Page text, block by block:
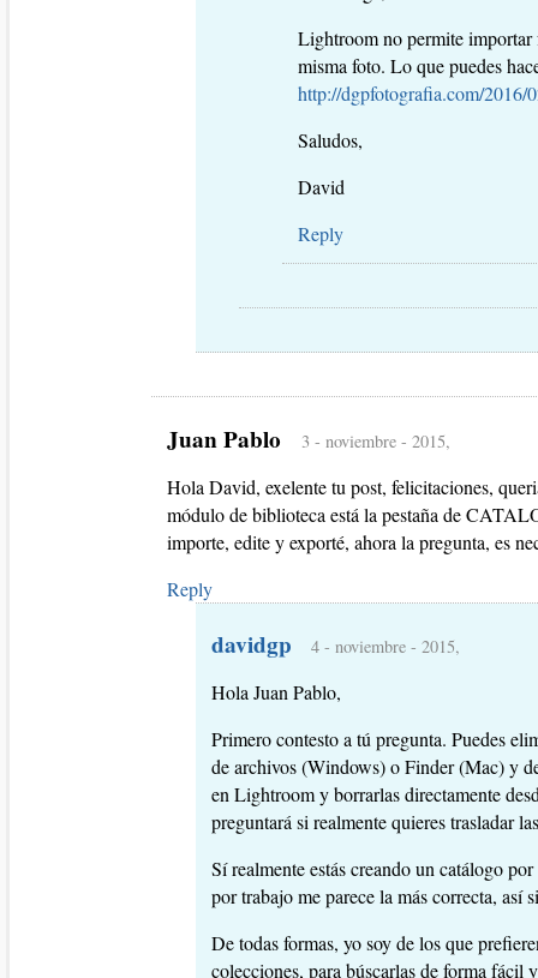
Lightroom no permite
misma foto. Lo que puedes
http://dgpfotografia.com/2016/
Saludos,
David
Reply
Juan Pablo 3 - noviembre - 2015,
Hola David, exelente tu post, felicitaciones,
módulo de biblioteca está la pestaña de
importe, edite y exporté, ahora la pregunta, es
Reply
davidgp 4 - noviembre - 2015,
Hola Juan Pablo,
Primero contesto a tú pregunta. Puedes
de archivos (Windows) o Finder (Mac) y
en Lightroom y borrarlas directamente
preguntará si realmente quieres trasladar
Sí realmente estás creando un catálogo
por trabajo me parece la más correcta, así
De todas formas, yo soy de los que
colecciones, para búscarlas de forma